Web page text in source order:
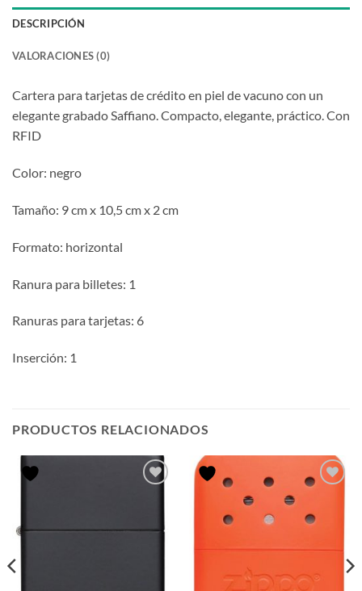
DESCRIPCIÓN
VALORACIONES (0)
Cartera para tarjetas de crédito en piel de vacuno con un
elegante grabado Saffiano. Compacto, elegante, práctico. Con
RFID
Color: negro
Tamaño: 9 cm x 10,5 cm x 2 cm
Formato: horizontal
Ranura para billetes: 1
Ranuras para tarjetas: 6
Inserción: 1
PRODUCTOS RELACIONADOS